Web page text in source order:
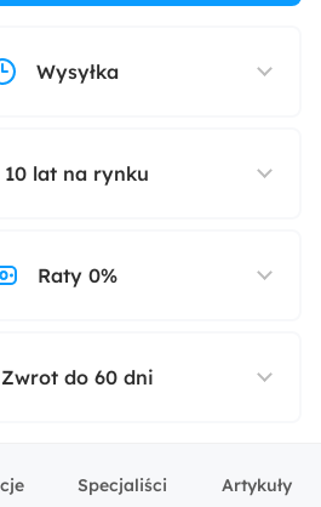
Wysyłka
10 lat na rynku
Raty 0%
Zwrot do 60 dni
Specjaliści Artykuły